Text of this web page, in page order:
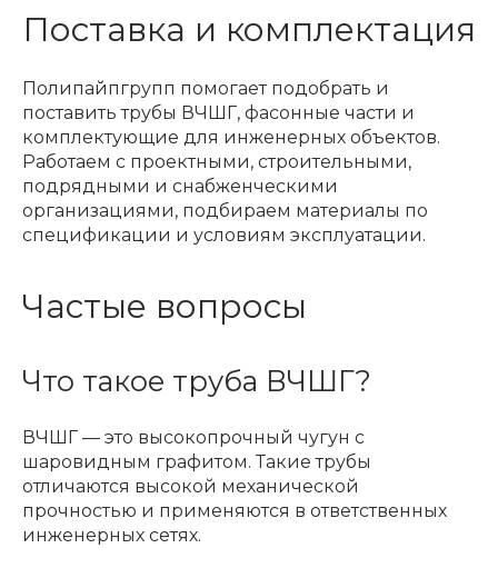
Поставка и комплектация
Полипайпгрупп помогает подобрать и
поставить трубы ВЧШГ, фасонные части и
комплектующие для инженерных объектов.
Работаем с проектными, строительными,
подрядными и снабженческими
организациями, подбираем материалы по
спецификации и условиям эксплуатации.
Частые вопросы
Что такое труба ВЧШГ?
ВЧШГ — это высокопрочный чугун с
шаровидным графитом. Такие трубы
отличаются высокой механической
прочностью и применяются в ответственных
инженерных сетях.